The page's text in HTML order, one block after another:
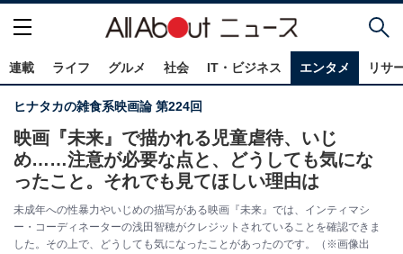
連載 ライフ グルメ 社会 IT・ビジネス エンタメ リサ
ヒナタカの雑食系映画論 第224回
映画『未来』で描かれる児童虐待、いじ
め……注意が必要な点と、どうしても気にな
ったこと。それでも見てほしい理由は
未成年への性暴力やいじめの描写がある映画『未来』では、インティマシ
ー・コーディネーターの浅田智穂がクレジットされていることを確認できま
した。その上で、どうしても気になったことがあったのです。（※画像出